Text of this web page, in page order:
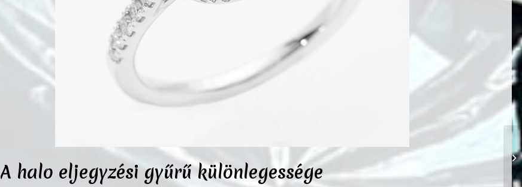
A halo eljegyzési gyűrű különlegessége